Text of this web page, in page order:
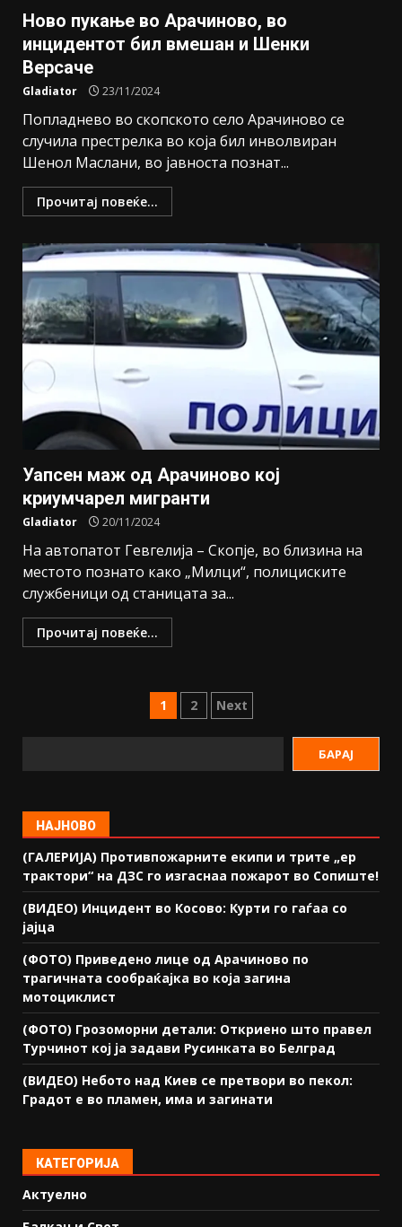
Ново пукање во Арачиново, во
инцидентот бил вмешан и Шенки
Версаче
Gladiator 23/11/2024
Попладнево во скопското село Арачиново се
случила престрелка во која бил инволвиран
Шенол Маслани, во јавноста познат...
Прочитај повеќе...
Уапсен маж од Арачиново кој
криумчарел мигранти
Gladiator 20/11/2024
На автопатот Гевгелија – Скопје, во близина на
местото познато како „Милци“, полициските
службеници од станицата за...
Прочитај повеќе...
1 2 Next
БАРАЈ
НАЈНОВО
(ГАЛЕРИЈА) Противпожарните екипи и трите „ер
трактори“ на ДЗС го изгаснаа пожарот во Сопиште!
(ВИДЕО) Инцидент во Косово: Курти го гаѓаа со
јајца
(ФОТО) Приведено лице од Арачиново по
трагичната сообраќајка во која загина
мотоциклист
(ФОТО) Грозоморни детали: Откриено што правел
Турчинот кој ја задави Русинката во Белград
(ВИДЕО) Небото над Киев се претвори во пекол:
Градот е во пламен, има и загинати
КАТЕГОРИЈА
Актуелно